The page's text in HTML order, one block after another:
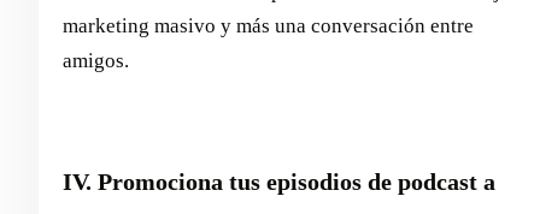
marketing masivo y más una conversación entre
amigos.
IV. Promociona tus episodios de podcast a